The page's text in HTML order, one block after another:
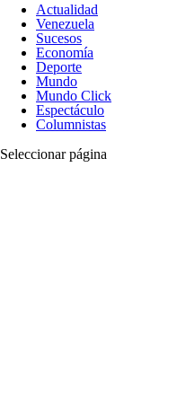
Actualidad
Venezuela
Sucesos
Economía
Deporte
Mundo
Mundo Click
Espectáculo
Columnistas
Seleccionar página